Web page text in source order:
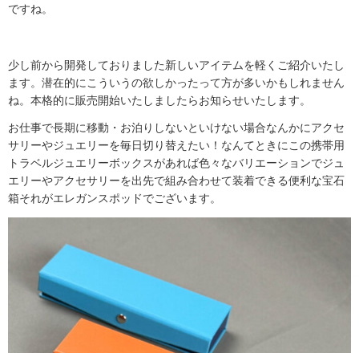
ですね。
少し前から開発しておりました新しいアイテムを軽くご紹介いたし
ます。潜在的にこういうの欲しかったって方が多いかもしれません
ね。本格的に販売開始いたしましたらお知らせいたします。
お仕事で長期に移動・お泊りしないといけない場合なんかにアクセ
サリーやジュエリーを毎日切り替えたい！なんてときにこの携帯用
トラベルジュエリーボックスがあれば色々なバリエーションでジュ
エリーやアクセサリーを出先で組み合わせて装着できる便利な宝石
箱それがエレガンスポッドでございます。